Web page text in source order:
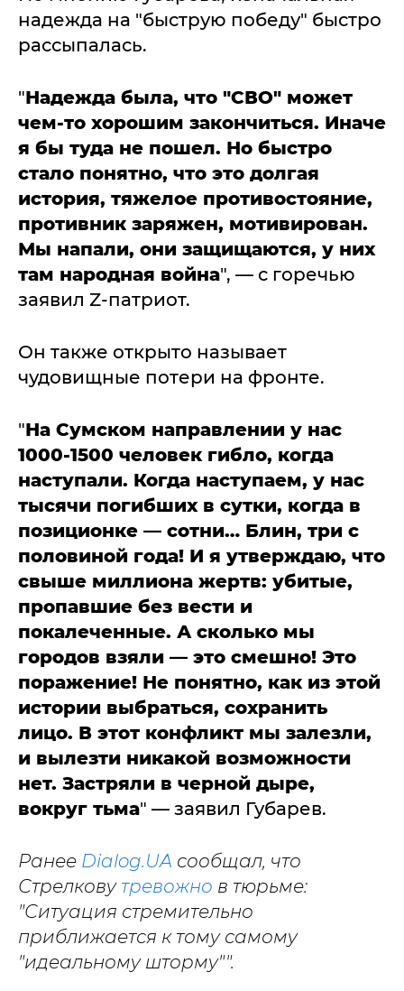
надежда на "быструю победу" быстро
рассыпалась.
"Надежда была, что "СВО" может
чем-то хорошим закончиться. Иначе
я бы туда не пошел. Но быстро
стало понятно, что это долгая
история, тяжелое противостояние,
противник заряжен, мотивирован.
Мы напали, они защищаются, у них
там народная война", — с горечью
заявил Z-патриот.
Он также открыто называет
чудовищные потери на фронте.
"На Сумском направлении у нас
1000-1500 человек гибло, когда
наступали. Когда наступаем, у нас
тысячи погибших в сутки, когда в
позиционке — сотни… Блин, три с
половиной года! И я утверждаю, что
свыше миллиона жертв: убитые,
пропавшие без вести и
покалеченные. А сколько мы
городов взяли — это смешно! Это
поражение! Не понятно, как из этой
истории выбраться, сохранить
лицо. В этот конфликт мы залезли,
и вылезти никакой возможности
нет. Застряли в черной дыре,
вокруг тьма" — заявил Губарев.
Ранее Dialog.UA сообщал, что
Стрелкову тревожно в тюрьме:
"Ситуация стремительно
приближается к тому самому
"идеальному шторму"".